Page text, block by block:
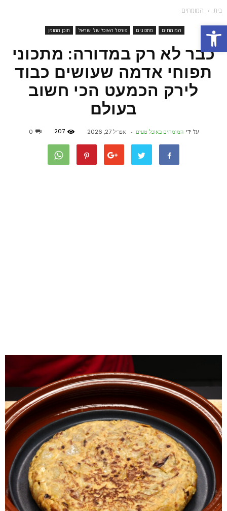
פתח סרגל נגישות
בית המומחים
המומחים מתכונים פורטל האוכל של ישראל תוכן ממומן
כבר לא רק במדורה: מתכוני
תפוחי אדמה שעושים כבוד
לירק הכמעט הכי חשוב
בעולם
על ידי המומחים באוכל טעים - אפריל 27, 2026 207
0